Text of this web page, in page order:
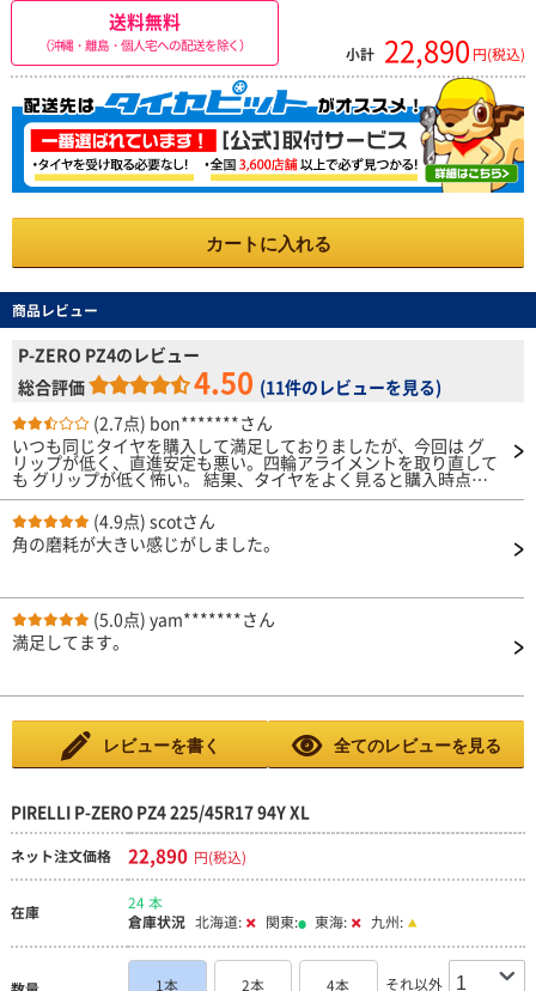
送料無料
（沖縄・離島・個人宅への配送を除く） 小計 22,890 円(税込)
カートに入れる
商品レビュー
P-ZERO PZ4のレビュー
総合評価
4.50 (11件のレビューを見る)
(2.7点) bon*******さん
いつも同じタイヤを購入して満足しておりましたが、今回は グ
リップが低く、直進安定も悪い。四輪アライメントを取り直して
も グリップが低く怖い。 結果、タイヤをよく見ると購入時点で
１年８ヶ月前に製造された タイヤという事が分かりました。 古
すぎでしょ！！ タイヤも随分値上がりしているのにこんなんじ
ゃ駄目でしょ！ ガッカリ。。
(4.9点) scotさん
角の磨耗が大きい感じがしました。
(5.0点) yam*******さん
満足してます。
レビューを書く 全てのレビューを見る
PIRELLI P-ZERO PZ4 225/45R17 94Y XL
ネット注文価格 22,890 円(税込)
在庫
24 本
倉庫状況 北海道: 関東: 東海: 九州:
1本 2本 4本 それ以外